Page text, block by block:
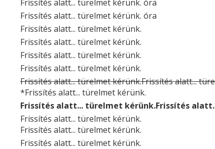
Frissítés alatt... türelmet kérünk. óra
Frissítés alatt... türelmet kérünk. óra
Frissítés alatt... türelmet kérünk.
Frissítés alatt... türelmet kérünk.
Frissítés alatt... türelmet kérünk.
Frissítés alatt... türelmet kérünk.
Frissítés alatt... türelmet kérünk.Frissítés alatt...
*Frissítés alatt... türelmet kérünk.
Frissítés alatt... türelmet kérünk.Frissítés
Frissítés alatt... türelmet kérünk.
Frissítés alatt... türelmet kérünk.
Frissítés alatt... türelmet kérünk.